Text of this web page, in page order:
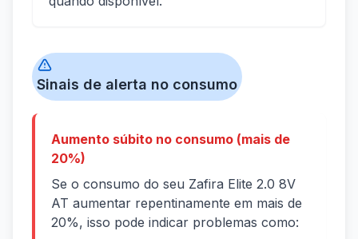
Sinais de alerta no consumo
Aumento súbito no consumo (mais de
20%)
Se o consumo do seu Zafira Elite 2.0 8V
AT aumentar repentinamente em mais de
20%, isso pode indicar problemas como: